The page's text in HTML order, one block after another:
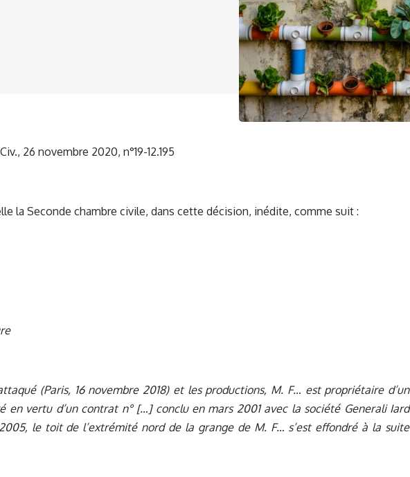
Civ., 26 novembre 2020, n°19-12.195
la Seconde chambre civile, dans cette décision, inédite, comme suit :
(Paris, 16 novembre 2018) et les productions, M. F… est propriétaire d’un
en vertu d’un contrat n° […] conclu en mars 2001 avec la société Generali Iard
2005, le toit de l’extrémité nord de la grange de M. F… s’est effondré à la suite